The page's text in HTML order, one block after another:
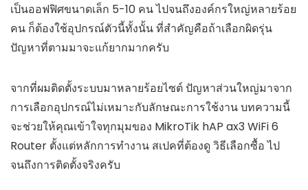
เป็นออฟฟิศขนาดเล็ก 5-10 คน ไปจนถึงองค์กรใหญ่หลายร้อย
คน ก็ต้องใช้อุปกรณ์ตัวนี้ทั้งนั้น ที่สำคัญคือถ้าเลือกผิดรุ่น
ปัญหาที่ตามมาจะแก้ยากมากครับ
จากที่ผมติดตั้งระบบมาหลายร้อยไซต์ ปัญหาส่วนใหญ่มาจาก
การเลือกอุปกรณ์ไม่เหมาะกับลักษณะการใช้งาน บทความนี้
จะช่วยให้คุณเข้าใจทุกมุมของ MikroTik hAP ax3 WiFi 6
Router ตั้งแต่หลักการทำงาน สเปคที่ต้องดู วิธีเลือกซื้อ ไป
จนถึงการติดตั้งจริงครับ